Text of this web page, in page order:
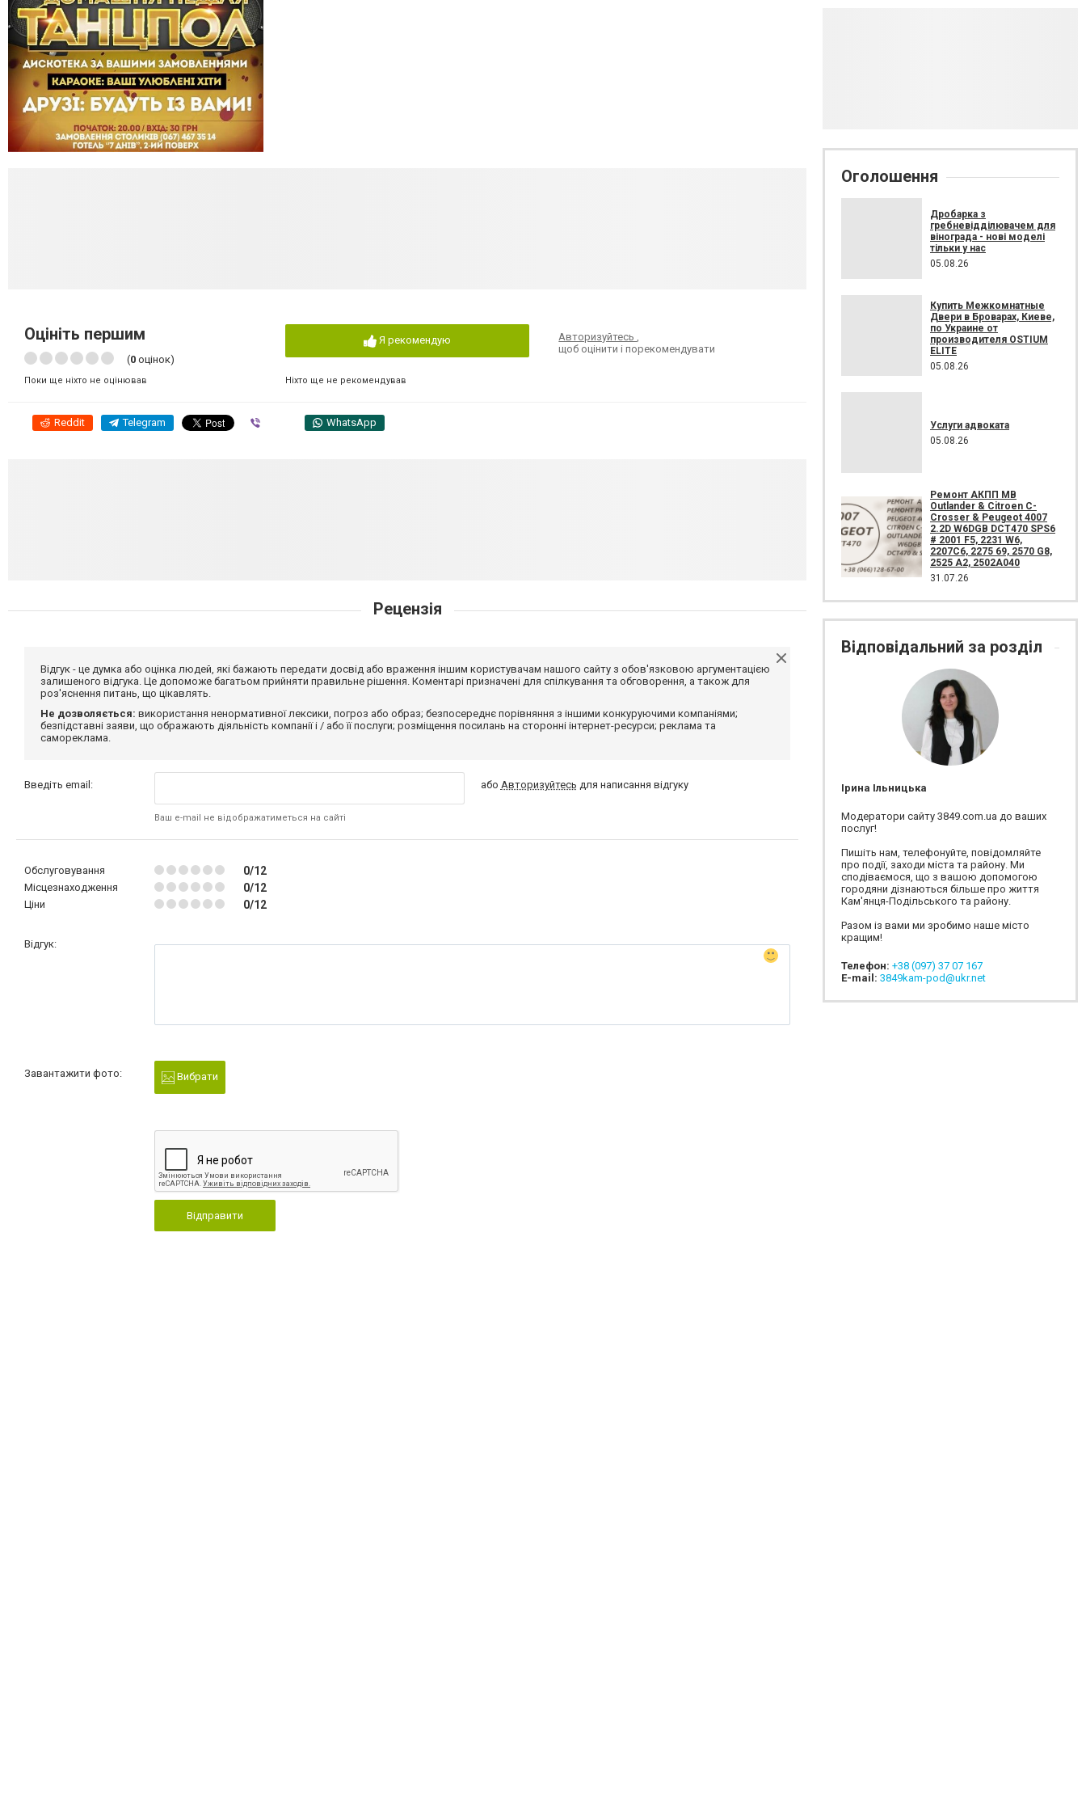
Оцініть першим
(0 оцінок)
Поки ще ніхто не оцінював
Я рекомендую
Ніхто ще не рекомендував
Авторизуйтесь,
щоб оцінити і порекомендувати
Reddit Telegram WhatsApp
Рецензія
Відгук - це думка або оцінка людей, які бажають передати досвід або враження іншим користувачам нашого сайту з обов'язковою аргументацією
залишеного відгука. Це допоможе багатьом прийняти правильне рішення. Коментарі призначені для спілкування та обговорення, а також для
роз'яснення питань, що цікавлять.
Не дозволяється: використання ненормативної лексики, погроз або образ; безпосереднє порівняння з іншими конкуруючими компаніями;
безпідставні заяви, що ображають діяльність компанії і / або її послуги; розміщення посилань на сторонні інтернет-ресурси; реклама та
самореклама.
Введіть email:
Ваш e-mail не відображатиметься на сайті
або Авторизуйтесь для написання відгуку
Обслуговування 0/12
Місцезнаходження 0/12
Ціни 0/12
Відгук:
Завантажити фото: Вибрати
Відправити
Оголошення
Дробарка з
гребневідділювачем для
вінограда - нові моделі
тільки у нас
05.08.26
Купить Межкомнатные
Двери в Броварах, Киеве,
по Украине от
производителя OSTIUM
ELITE
05.08.26
Услуги адвоката
05.08.26
Ремонт АКПП MB
Outlander & Citroen C-
Crosser & Peugeot 4007
2.2D W6DGB DCT470 SPS6
# 2001 F5, 2231 W6,
2207C6, 2275 69, 2570 G8,
2525 A2, 2502A040
31.07.26
Відповідальний за розділ
Ірина Ільницька
Модератори сайту 3849.com.ua до ваших
послуг!
Пишіть нам, телефонуйте, повідомляйте
про події, заходи міста та району. Ми
сподіваємося, що з вашою допомогою
городяни дізнаються більше про життя
Кам'янця-Подільського та району.
Разом із вами ми зробимо наше місто
кращим!
Телефон: +38 (097) 37 07 167
E-mail: 3849kam-pod@ukr.net